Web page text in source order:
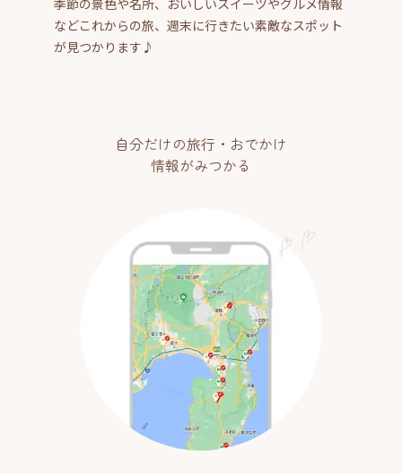
などこれからの旅、週末に行きたい素敵なスポット
が見つかります♪
自分だけの旅行・おでかけ
情報がみつかる